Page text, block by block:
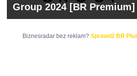
Group 2024 [BR Premium]
Biznesradar bez reklam? Sprawdź BR